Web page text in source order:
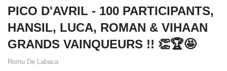
PICO D'AVRIL - 100 PARTICIPANTS,
HANSIL, LUCA, ROMAN & VIHAAN
GRANDS VAINQUEURS !! 👏🏆🤩
Romu De Labaca